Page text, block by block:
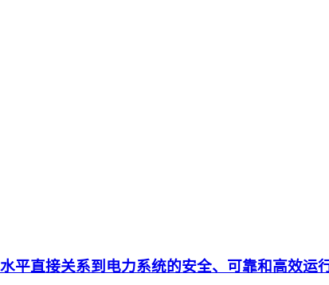
平直接关系到电力系统的安全、可靠和高效运